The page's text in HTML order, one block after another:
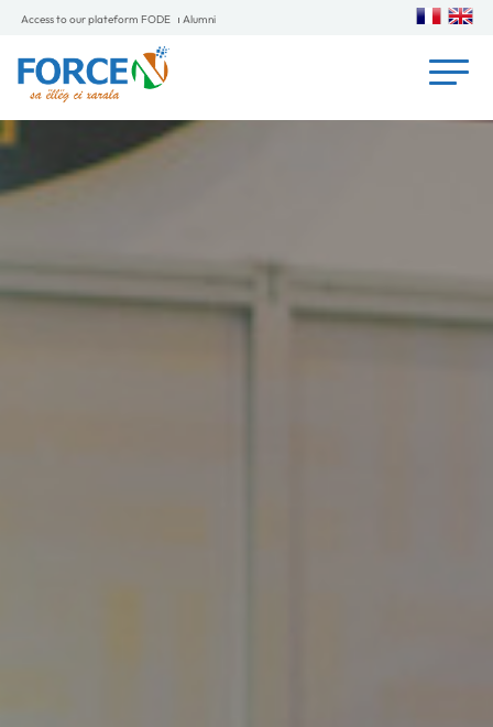
Access to our plateform FODE Alumni
Le programme FORCE-N